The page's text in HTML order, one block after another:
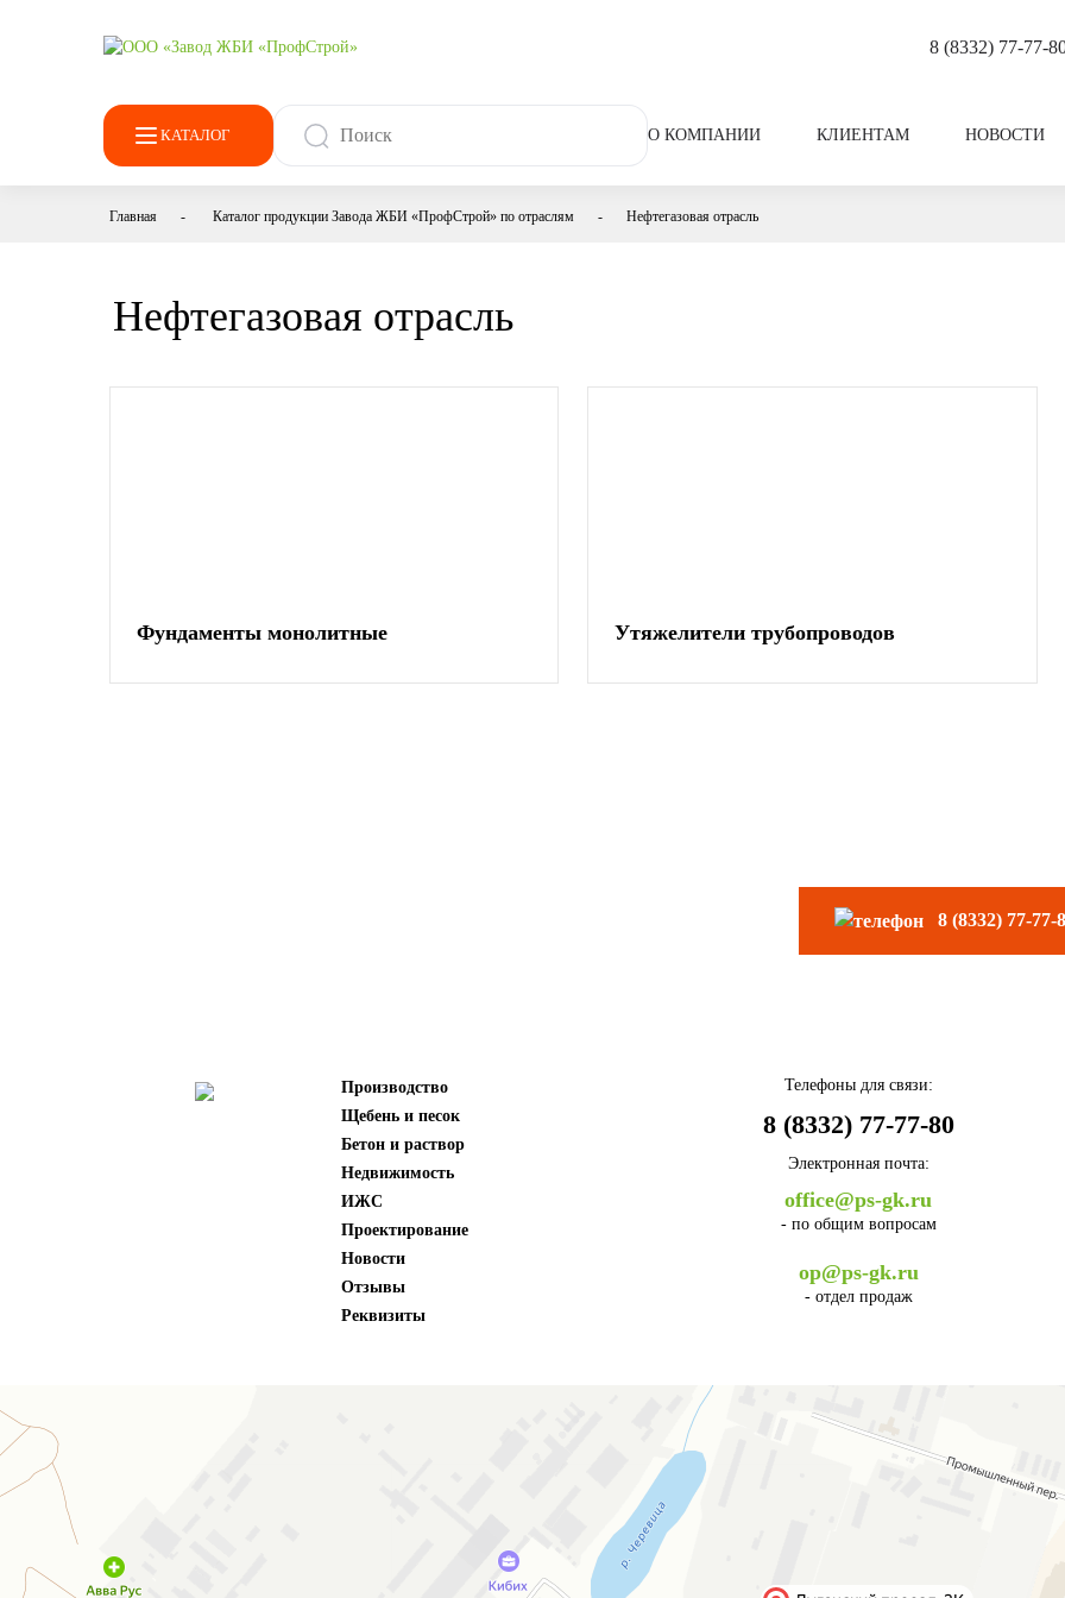
8 (8332) 77-77-
КАТАЛОГ О КОМПАНИИ КЛИЕНТАМ НОВОСТИ
Главная - Каталог продукции Завода ЖБИ «ПрофСтрой» по отраслям - Нефтегазовая отрасль
Нефтегазовая отрасль
Фундаменты монолитные Утяжелители трубопроводов
8 (8332) 77-77-
Производство
Щебень и песок
Бетон и раствор
Недвижимость
ИЖС
Проектирование
Новости
Отзывы
Реквизиты
Телефоны для связи:
8 (8332) 77-77-80
Электронная почта:
office@ps-gk.ru
- по общим вопросам
op@ps-gk.ru
- отдел продаж